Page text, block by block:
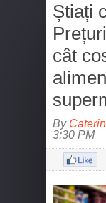
Știați
cât
By
3:30 PM